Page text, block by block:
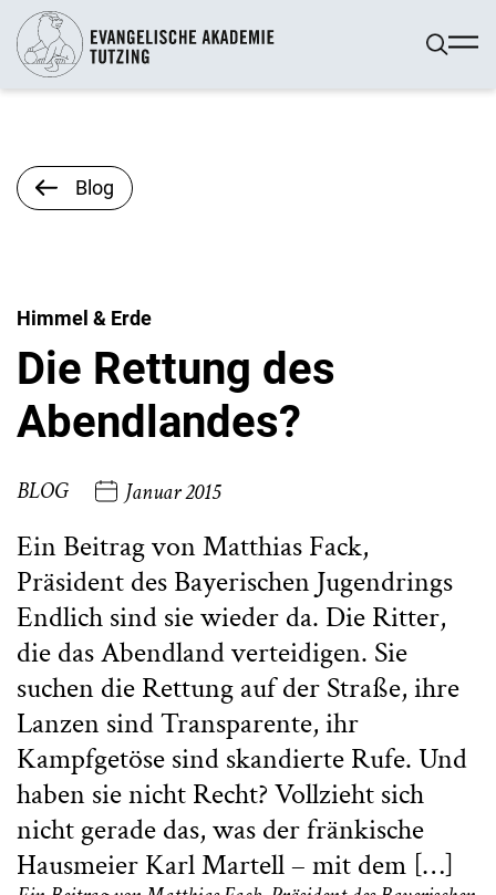
Blog
Himmel & Erde
Die Rettung des
Abendlandes?
BLOG Januar 2015
Ein Beitrag von Matthias Fack,
Präsident des Bayerischen Jugendrings
Endlich sind sie wieder da. Die Ritter,
die das Abendland verteidigen. Sie
suchen die Rettung auf der Straße, ihre
Lanzen sind Transparente, ihr
Kampfgetöse sind skandierte Rufe. Und
haben sie nicht Recht? Vollzieht sich
nicht gerade das, was der fränkische
Hausmeier Karl Martell – mit dem […]